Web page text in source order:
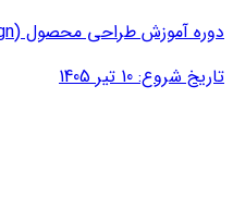
دوره آموزش طراحی محصول (Prdouct Design) جامع
تاریخ شروع: 10 تیر 1405